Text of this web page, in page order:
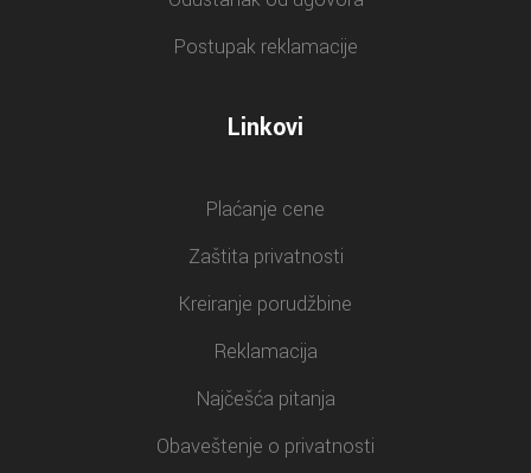
Postupak reklamacije
Linkovi
Plaćanje cene
Zaštita privatnosti
Kreiranje porudžbine
Reklamacija
Najčešća pitanja
Obaveštenje o privatnosti